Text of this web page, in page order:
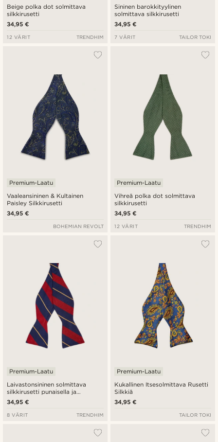
Beige polka dot solmittava
silkkirusetti
34,95 €
12 VÄRIT TRENDHIM
Sininen barokkityylinen
solmittava silkkirusetti
34,95 €
7 VÄRIT TAILOR TOKI
Vaaleansininen & Kultainen
Paisley Silkkirusetti
Premium-Laatu
34,95 €
BOHEMIAN REVOLT
Vihreä polka dot solmittava
silkkirusetti
Premium-Laatu
34,95 €
12 VÄRIT TRENDHIM
Laivastonsininen solmittava
silkkirusetti punaisella ja
kullanvärisellä raidalla
Premium-Laatu
34,95 €
8 VÄRIT TRENDHIM
Kukallinen Itsesolmittava Rusetti
Silkkiä
Premium-Laatu
34,95 €
TAILOR TOKI